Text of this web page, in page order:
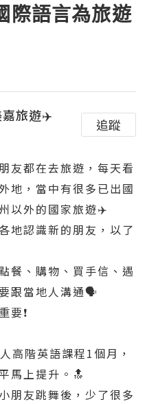
語言為旅遊
旅遊✈️
追蹤
友都在去旅遊，每天看
地，當中有很多已出國
以外的國家旅遊✈️
地認識新的朋友，以了
餐、購物、買手信、遇
跟當地人溝通🗣️
要❗️
高階英語課程1個月，
馬上提升。🔝
朋友跳舞後，少了很多